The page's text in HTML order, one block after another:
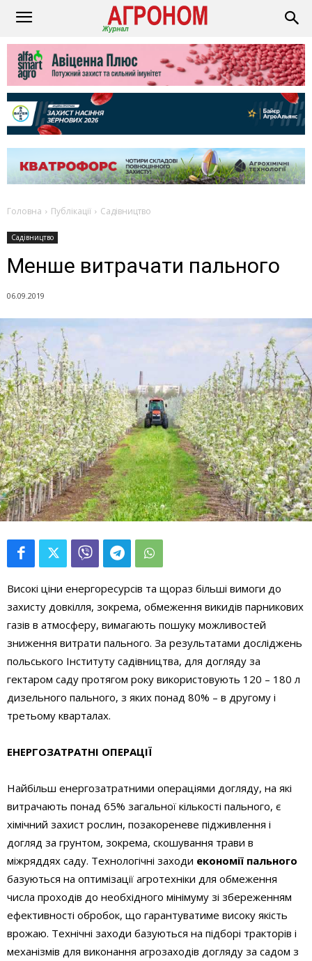
Головна Публікації Садівництво
Садівництво
Менше витрачати пального
06.09.2019
Високі ціни енергоресурсів та щораз більші вимоги до
захисту довкілля, зокрема, обмеження викидів парникових
газів в атмосферу, вимагають пошуку можливостей
зниження витрати пального. За результатами досліджень
польського Інституту садівництва, для догляду за
гектаром саду протягом року використовують 120 – 180 л
дизельного пального, з яких понад 80% – в другому і
третьому кварталах.
ЕНЕРГОЗАТРАТНІ ОПЕРАЦІЇ
Найбільш енергозатратними операціями догляду, на які
витрачають понад 65% загальної кількості пального, є
хімічний захист рослин, позакореневе підживлення і
догляд за грунтом, зокрема, скошування трави в
міжряддях саду. Технологічні заходи економії пального
базуються на оптимізації агротехніки для обмеження
числа проходів до необхідного мінімуму зі збереженням
ефективності обробок, що гарантуватиме високу якість
врожаю. Технічні заходи базуються на підборі тракторів і
механізмів для виконання агрозаходів догляду за садом з